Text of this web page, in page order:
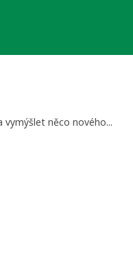
vymýšlet něco nového...